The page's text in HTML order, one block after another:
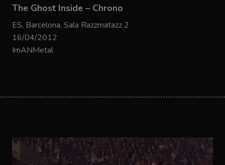
The Ghost Inside – Chrono
ES, Barcelona, Sala Razzmatazz 2
16/04/2012
ImANMetal